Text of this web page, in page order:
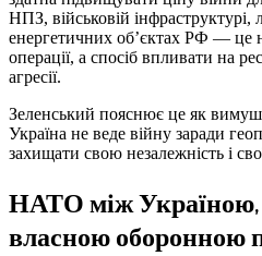
НПЗ, військовій інфраструктурі,
енергетичних об’єктах РФ — це
операції, а спосіб впливати на
агресії.
Зеленський пояснює це як
Україна не веде війну заради
захищати свою незалежність і
НАТО між Україною,
власною оборонною